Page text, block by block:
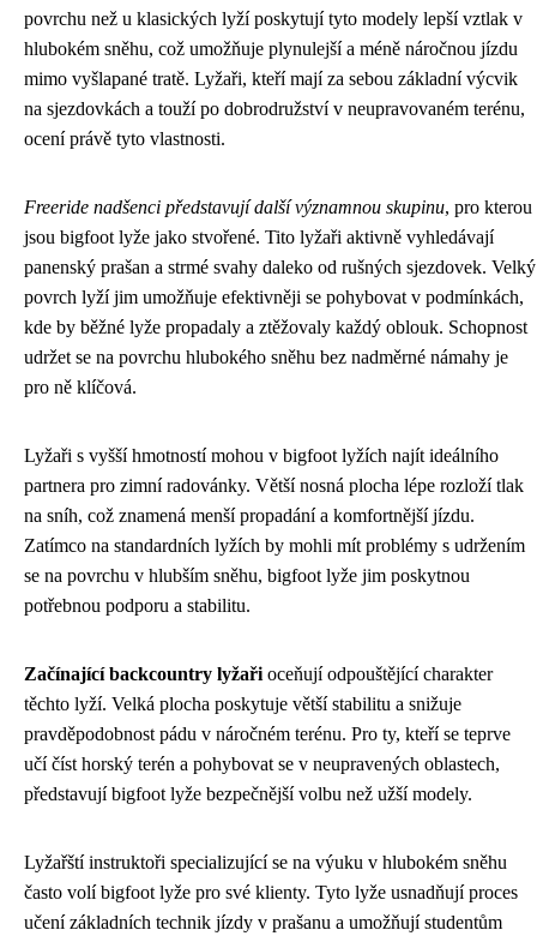
povrchu než u klasických lyží poskytují tyto modely lepší vztlak v
hlubokém sněhu, což umožňuje plynulejší a méně náročnou jízdu
mimo vyšlapané tratě. Lyžaři, kteří mají za sebou základní výcvik
na sjezdovkách a touží po dobrodružství v neupravovaném terénu,
ocení právě tyto vlastnosti.
Freeride nadšenci představují další významnou skupinu, pro kterou
jsou bigfoot lyže jako stvořené. Tito lyžaři aktivně vyhledávají
panenský prašan a strmé svahy daleko od rušných sjezdovek. Velký
povrch lyží jim umožňuje efektivněji se pohybovat v podmínkách,
kde by běžné lyže propadaly a ztěžovaly každý oblouk. Schopnost
udržet se na povrchu hlubokého sněhu bez nadměrné námahy je
pro ně klíčová.
Lyžaři s vyšší hmotností mohou v bigfoot lyžích najít ideálního
partnera pro zimní radovánky. Větší nosná plocha lépe rozloží tlak
na sníh, což znamená menší propadání a komfortnější jízdu.
Zatímco na standardních lyžích by mohli mít problémy s udržením
se na povrchu v hlubším sněhu, bigfoot lyže jim poskytnou
potřebnou podporu a stabilitu.
Začínající backcountry lyžaři oceňují odpouštějící charakter
těchto lyží. Velká plocha poskytuje větší stabilitu a snižuje
pravděpodobnost pádu v náročném terénu. Pro ty, kteří se teprve
učí číst horský terén a pohybovat se v neupravených oblastech,
představují bigfoot lyže bezpečnější volbu než užší modely.
Lyžařští instruktoři specializující se na výuku v hlubokém sněhu
často volí bigfoot lyže pro své klienty. Tyto lyže usnadňují proces
učení základních technik jízdy v prašanu a umožňují studentům